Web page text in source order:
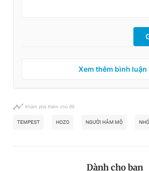
Xem thêm bình luận
Khám phá thêm chủ đề
TEMPEST HOZO NGƯỜI HÂM MỘ